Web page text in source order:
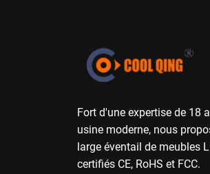
Fort d'une expertise de 18
usine moderne, nous
large éventail de meubles
certifiés CE, RoHS et FCC.